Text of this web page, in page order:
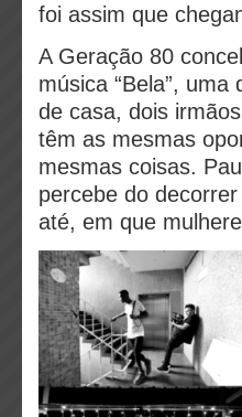
foi assim que
A Geração 80
música “Bela”,
de casa, dois
têm as mesmas
mesmas coisas.
percebe do
até, em que